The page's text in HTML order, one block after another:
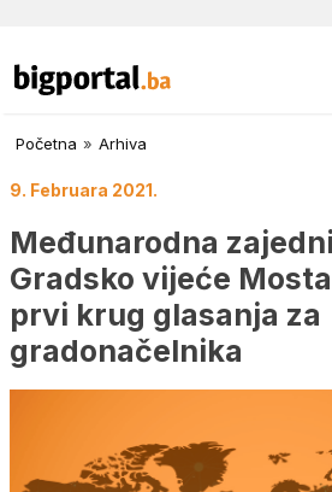
Početna » Arhiva
9. Februara 2021.
Međunarodna
Gradsko vijeće
prvi krug glasanja za
gradonačelnika